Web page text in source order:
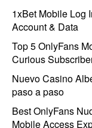
1xBet Mobile Log
Account & Data
Top 5 OnlyFans
Curious
Nuevo Casino
paso a paso
Best OnlyFans
Mobile Access